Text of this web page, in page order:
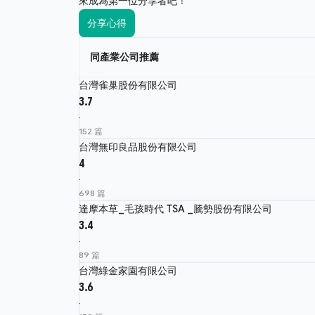
分享心得
同產業公司推薦
台灣雀巢股份有限公司
3.7
·
152 篇
台灣無印良品股份有限公司
4
·
698 篇
達摩本草_毛孩時代 TSA _騰勢股份有限公司
3.4
·
89 篇
台灣綠金家園有限公司
3.6
·